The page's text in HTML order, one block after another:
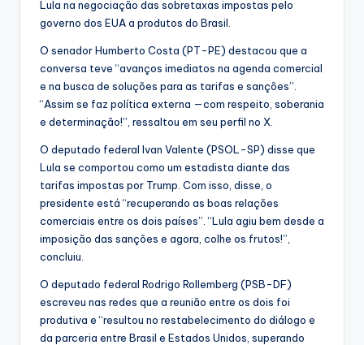
Lula na negociação das sobretaxas impostas pelo
governo dos EUA a produtos do Brasil.
O senador Humberto Costa (PT-PE) destacou que a
conversa teve “avanços imediatos na agenda comercial
e na busca de soluções para as tarifas e sanções”.
“Assim se faz política externa —com respeito, soberania
e determinação!”, ressaltou em seu perfil no X.
O deputado federal Ivan Valente (PSOL-SP) disse que
Lula se comportou como um estadista diante das
tarifas impostas por Trump. Com isso, disse, o
presidente está “recuperando as boas relações
comerciais entre os dois países”. “Lula agiu bem desde a
imposição das sanções e agora, colhe os frutos!”,
concluiu.
O deputado federal Rodrigo Rollemberg (PSB-DF)
escreveu nas redes que a reunião entre os dois foi
produtiva e “resultou no restabelecimento do diálogo e
da parceria entre Brasil e Estados Unidos, superando